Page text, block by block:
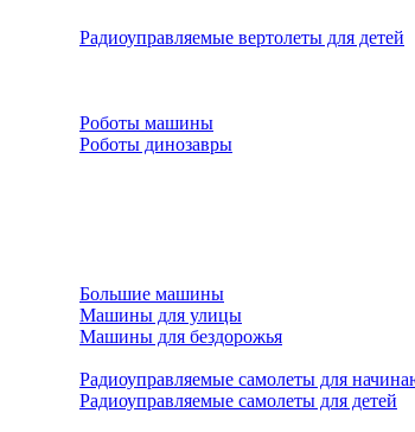
Радиоуправляемые вертолеты для детей
Роботы машины
Роботы динозавры
Большие машины
Машины для улицы
Машины для бездорожья
Радиоуправляемые самолеты для
Радиоуправляемые самолеты для детей